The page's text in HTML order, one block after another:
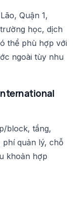
Quận 1,
học, dịch
thể phù hợp với
ngoài tùy nhu
block, tầng,
quản lý, chỗ
khoản hợp